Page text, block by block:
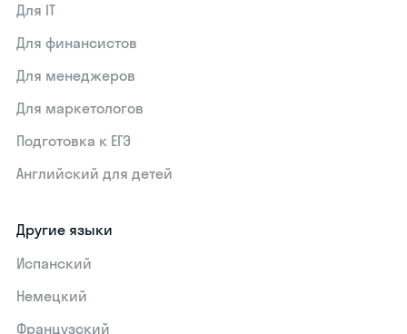
Для IT
Для финансистов
Для менеджеров
Для маркетологов
Подготовка к ЕГЭ
Английский для детей
Другие языки
Испанский
Немецкий
Французский